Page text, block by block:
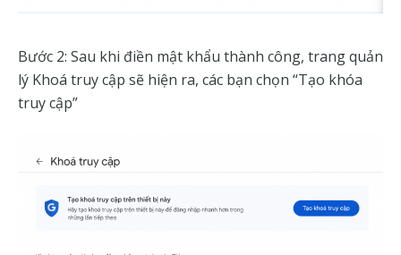
Bước 2: Sau khi điền mật khẩu thành công, trang quản
lý Khoá truy cập sẽ hiện ra, các bạn chọn “Tạo khóa
truy cập”